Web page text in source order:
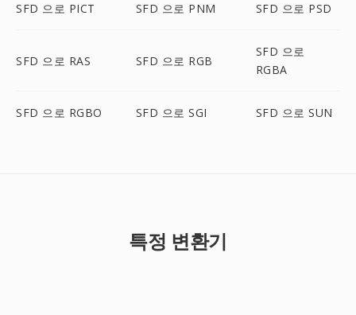
SFD 으로 PICT SFD 으로 PNM SFD 으로 PSD
SFD 으로 RAS SFD 으로 RGB
SFD 으로
RGBA
SFD 으로 RGBO SFD 으로 SGI SFD 으로 SUN
특정 변환기